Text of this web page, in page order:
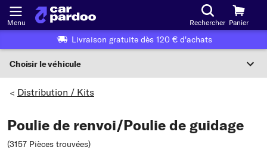
Menu Rechercher Panier
Livraison gratuite dès 120 € d'achats
Choisir le véhicule
Sélection du véhicule
Choisir le véhicule
> Distribution / Kits
Poulie de renvoi/Poulie de guidage
(3157 Pièces trouvées)